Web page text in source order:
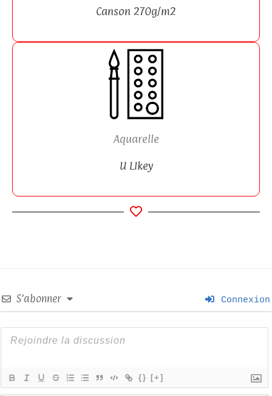
Canson 270g/m2
Aquarelle
U LIkey
S’abonner Connexion
{} [+]